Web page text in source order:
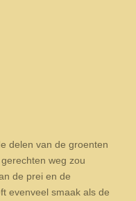
delen van de groenten
weg zou
de prei en de
evenveel smaak als de